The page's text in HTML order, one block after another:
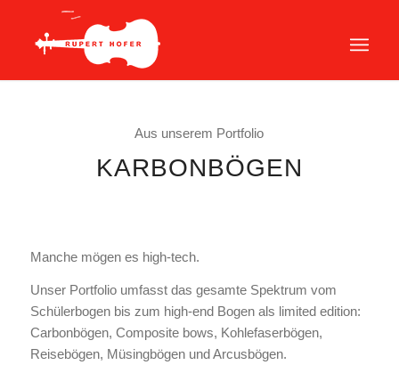
Aus unserem Portfolio
KARBONBÖGEN
Manche mögen es high-tech.
Unser Portfolio umfasst das gesamte Spektrum vom
Schülerbogen bis zum high-end Bogen als limited edition:
Carbonbögen, Composite bows, Kohlefaserbögen,
Reisebögen, Müsingbögen und Arcusbögen.